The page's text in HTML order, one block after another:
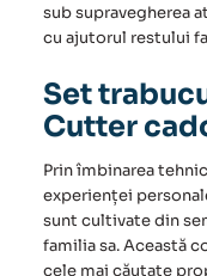
sub supravegherea
cu ajutorul restului
Set
Cutter
Prin îmbinarea
experienței
sunt cultivate din
familia sa. Această
cele mai căutate